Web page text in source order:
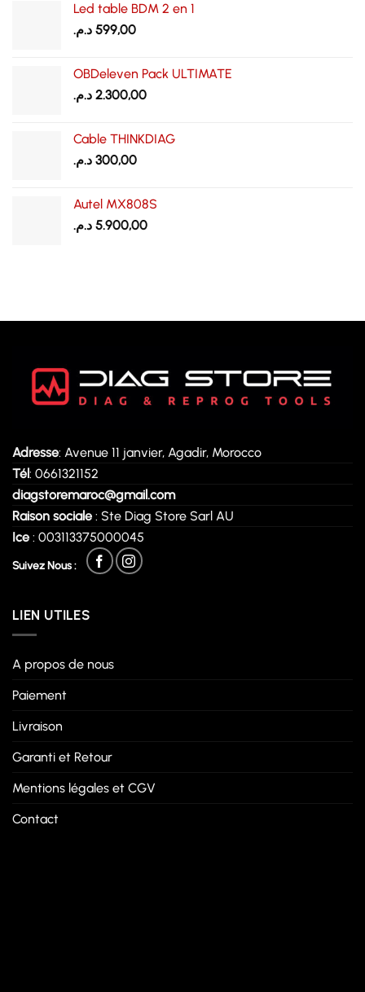
initial
Led table BDM 2 en 1
599,00 د.م.
OBDeleven Pack ULTIMATE
2.300,00 د.م.
Cable THINKDIAG
300,00 د.م.
Autel MX808S
5.900,00 د.م.
Adresse: Avenue 11 janvier, Agadir, Morocco
Tél: 0661321152
diagstoremaroc@gmail.com
Raison sociale : Ste Diag Store Sarl AU
Ice : 003113375000045
Suivez Nous :
LIEN UTILES
A propos de nous
Paiement
Livraison
Garanti et Retour
Mentions légales et CGV
Contact